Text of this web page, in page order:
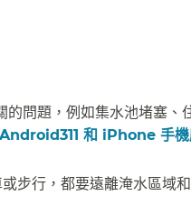
問題，例如集水池堵塞、
Android311 和 iPhone 手
步行，都要遠離淹水區域